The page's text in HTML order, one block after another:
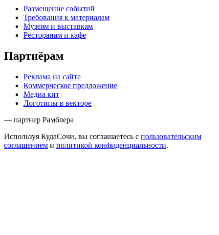
Размещение событий
Требования к материалам
Музеям и выставкам
Ресторанам и кафе
Партнёрам
Реклама на сайте
Коммерческое предложение
Медиа кит
Логотипы в векторе
— партнер Рамблера
Используя КудаСочи, вы соглашаетесь с пользовательским
соглашением и политикой конфиденциальности.